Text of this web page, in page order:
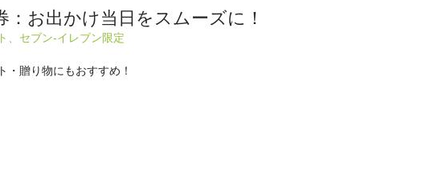
：お出かけ当日をスムーズに！
、セブン-イレブン限定
・贈り物にもおすすめ！